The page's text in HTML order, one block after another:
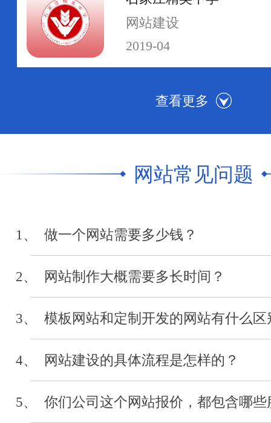
网站建设
2019-04
河北传媒学院
网站制作
2019-04
河北经贸大学
2019-04
河北省浙江省会
网站常见问题
1、 做一个网站需要多少钱？
2、 网站制作大概需要多长时间？
3、 模板网站和定制开发的网站有什么区
4、 网站建设的具体流程是怎样的？
5、 你们公司这个网站报价，都包含哪些